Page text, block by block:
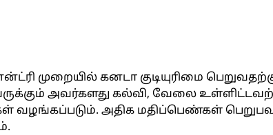
முறையில் கனடா குடியுரிமை
அவர்களது கல்வி, வேலை
வழங்கப்படும். அதிக மதிப்பெண்கள்